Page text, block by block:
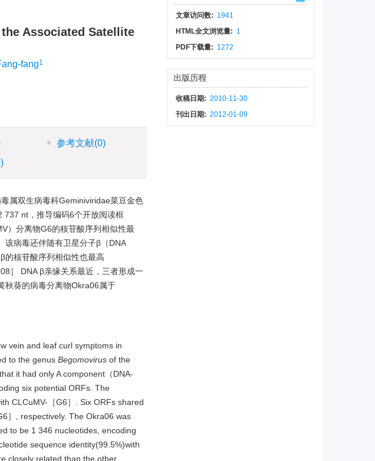
Associated Satellite
fang1
参考文献(0)
属双生病毒科Geminiviridae菜豆金色
737 nt，推导编码6个开放阅读框
）分离物G6的核苷酸序列相似性最
该病毒还伴随有卫星分子β（DNA
的核苷酸序列相似性也最高
］ DNA β亲缘关系最近，三者形成一
秋葵的病毒分离物Okra06属于
vein and leaf curl symptoms in
to the genus Begomovirus of the
it had only A component（DNA-
six potential ORFs. The
CLCuMV-［G6］. Six ORFs shared
］, respectively. The Okra06 was
to be 1 346 nucleotides, encoding
sequence identity(99.5%)with
closely related than the other
文章访问数: 1941
HTML全文浏览量: 1
PDF下载量: 1272
出版历程
收稿日期: 2010-11-30
刊出日期: 2012-01-09